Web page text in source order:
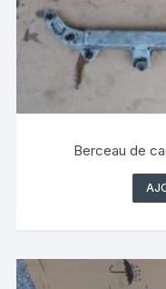
Berceau de